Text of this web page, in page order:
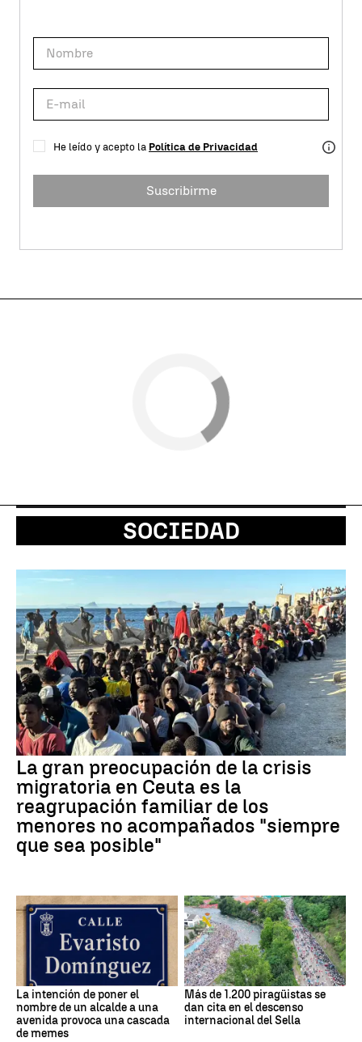
He leído y acepto la Política de Privacidad
Suscribirme
SOCIEDAD
La gran preocupación de la crisis
migratoria en Ceuta es la
reagrupación familiar de los
menores no acompañados "siempre
que sea posible"
La intención de poner el
nombre de un alcalde a una
avenida provoca una cascada
de memes
Más de 1.200 piragüistas se
dan cita en el descenso
internacional del Sella